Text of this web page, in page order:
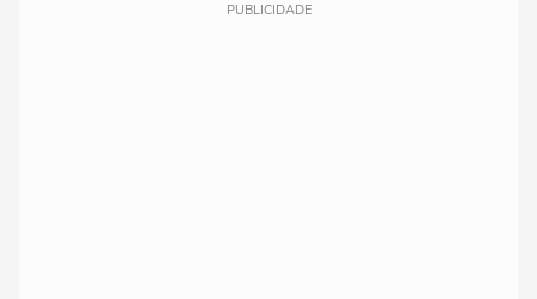
PUBLICIDADE